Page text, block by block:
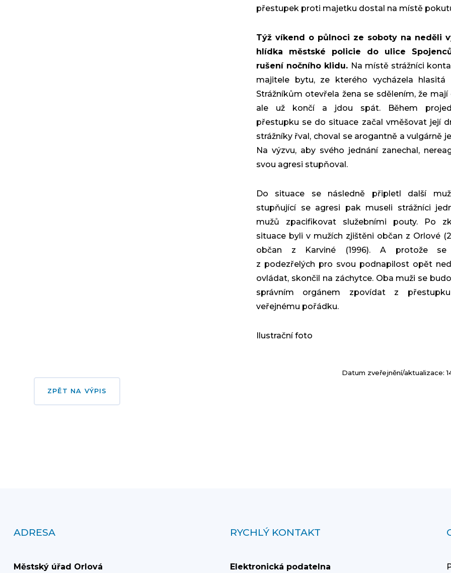
přestupek proti majetku dostal na místě
Týž víkend o půlnoci ze soboty na neděli
hlídka městské policie do ulice
rušení nočního klidu. Na místě strážníci
majitele bytu, ze kterého vycházela hlasitá
Strážníkům otevřela žena se sdělením, že mají
ale už končí a jdou spát. Během
přestupku se do situace začal vměšovat její
strážníky řval, choval se arogantně a vulgárně
Na výzvu, aby svého jednání zanechal,
svou agresi stupňoval.
Do situace se následně připletl další
stupňující se agresi pak museli strážníci
mužů zpacifikovat služebními pouty. Po
situace byli v mužích zjištěni občan z Orlové
občan z Karviné (1996). A protože se
z podezřelých pro svou podnapilost opět
ovládat, skončil na záchytce. Oba muži se
správním orgánem zpovídat z
veřejnému pořádku.
Ilustrační foto
Datum zveřejnění/aktualizace:
ZPĚT NA VÝPIS
ADRESA
Městský úřad Orlová
RYCHLÝ KONTAKT
Elektronická podatelna